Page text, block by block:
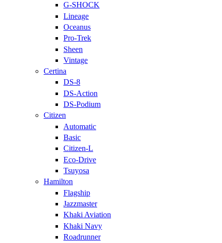
G-SHOCK
Lineage
Oceanus
Pro-Trek
Sheen
Vintage
Certina
DS-8
DS-Action
DS-Podium
Citizen
Automatic
Basic
Citizen-L
Eco-Drive
Tsuyosa
Hamilton
Flagship
Jazzmaster
Khaki Aviation
Khaki Navy
Roadrunner